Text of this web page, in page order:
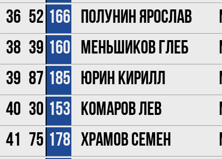
36 52 166 Полунин Ярослав
38 39 160 Меньшиков Глеб
39 87 185 Юрин Кирилл
40 30 153 Комаров Лев
41 75 178 Храмов Семен